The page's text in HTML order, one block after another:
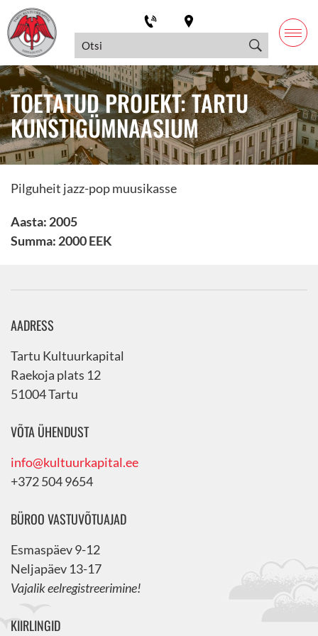
TOETATUD PROJEKT: TARTU
KUNSTIGÜMNAASIUM
Pilguheit jazz-pop muusikasse
Aasta: 2005
Summa: 2000 EEK
AADRESS
Tartu Kultuurkapital
Raekoja plats 12
51004 Tartu
VÕTA ÜHENDUST
info@kultuurkapital.ee
+372 504 9654
BÜROO VASTUVÕTUAJAD
Esmaspäev 9-12
Neljapäev 13-17
Vajalik eelregistreerimine!
KIIRLINGID